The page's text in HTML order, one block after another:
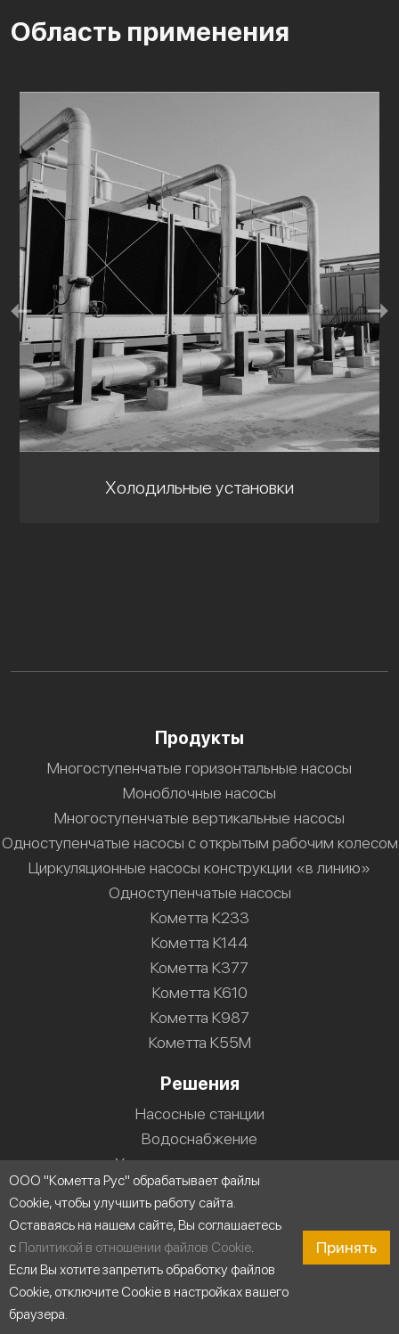
Область применения
Холодильные установки
Продукты
Многоступенчатые горизонтальные насосы
Моноблочные насосы
Многоступенчатые вертикальные насосы
Одноступенчатые насосы с открытым рабочим колесом
Циркуляционные насосы конструкции «в линию»
Одноступенчатые насосы
Кометта К233
Кометта К144
Кометта К377
Кометта К610
Кометта К987
Кометта К55М
Решения
Насосные станции
Водоснабжение
Холодильные установки
Промышленные системы мойки
Строительство
Циркуляция воды
Пищевая промышленность
Промышленность
ООО "Кометта Рус" обрабатывает файлы
Cookie, чтобы улучшить работу сайта.
Оставаясь на нашем сайте, Вы соглашаетесь
с Политикой в отношении файлов Cookie.
Если Вы хотите запретить обработку файлов
Cookie, отключите Cookie в настройках вашего
браузера.
Принять